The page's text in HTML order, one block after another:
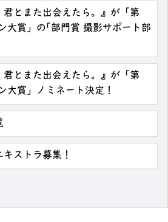
とまた出会えたら。』が「第
大賞」の｢部門賞 撮影サポート部
とまた出会えたら。』が「第
賞」ノミネート決定！
ストラ募集！